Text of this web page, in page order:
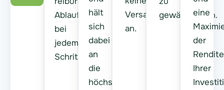
Ablauf
bei
jedem
Schritt.
hält
sich
dabei
an
die
höchsten
Versandgebühren
an.
gewährleisten.
eine
der
Rendite
Ihrer